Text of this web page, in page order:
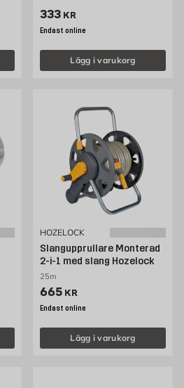
Pris 333 kr
333 KR
Endast online
Lägg i varukorg
HOZELOCK
Slangupprullare Monterad
2-i-1 med slang Hozelock
25m
Pris 665 kr
665 KR
Endast online
Lägg i varukorg